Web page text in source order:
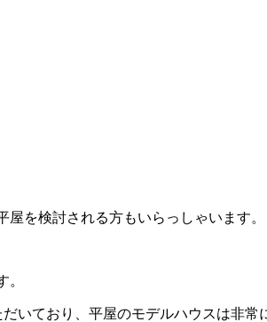
を検討される方もいらっしゃいます。
。
いており、平屋のモデルハウスは非常